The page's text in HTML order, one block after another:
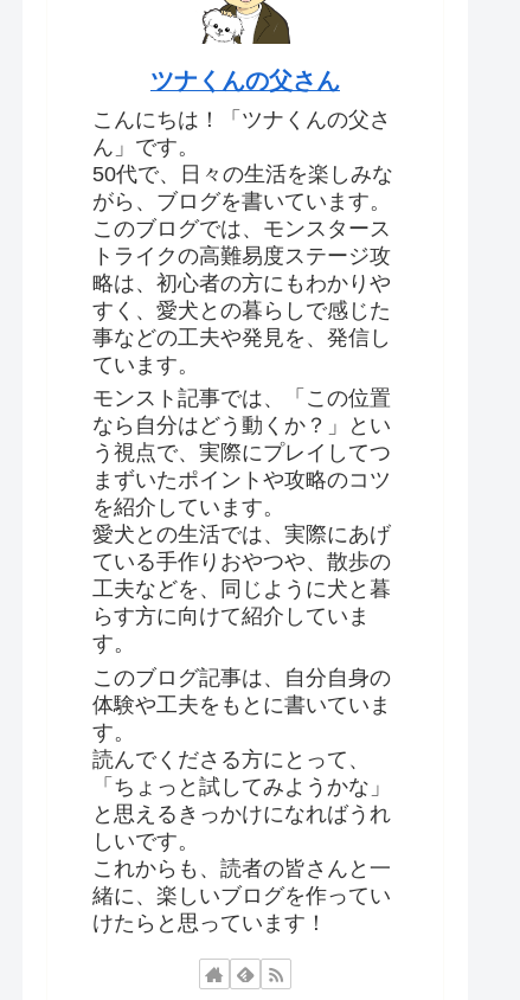
ツナくんの父さん
こんにちは！「ツナくんの父さ
ん」です。
50代で、日々の生活を楽しみな
がら、ブログを書いています。
このブログでは、モンスタース
トライクの高難易度ステージ攻
略は、初心者の方にもわかりや
すく、愛犬との暮らしで感じた
事などの工夫や発見を、発信し
ています。
モンスト記事では、「この位置
なら自分はどう動くか？」とい
う視点で、実際にプレイしてつ
まずいたポイントや攻略のコツ
を紹介しています。
愛犬との生活では、実際にあげ
ている手作りおやつや、散歩の
工夫などを、同じように犬と暮
らす方に向けて紹介していま
す。
このブログ記事は、自分自身の
体験や工夫をもとに書いていま
す。
読んでくださる方にとって、
「ちょっと試してみようかな」
と思えるきっかけになればうれ
しいです。
これからも、読者の皆さんと一
緒に、楽しいブログを作ってい
けたらと思っています！